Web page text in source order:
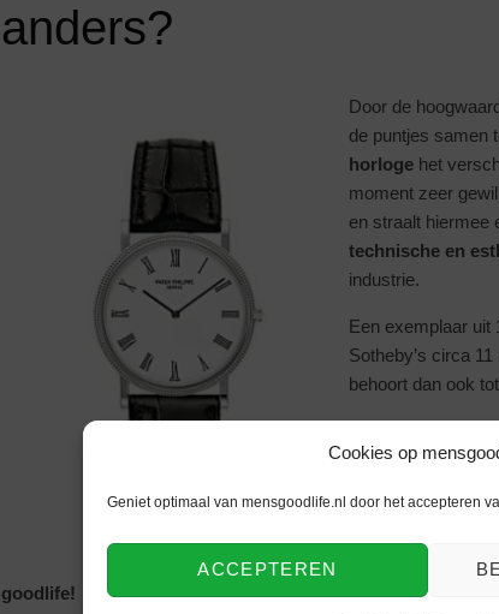
Cookies op
Geniet optimaal van mensgoodlife.nl door het accepteren
ACCEPTEREN
anders?
Door de
de puntjes samen
horloge het
moment zeer
en straalt hiermee
technische en
industrie.
Een exemplaar uit
Sotheby’s circa
behoort dan ook
horloge niet moet
Het tijdloze
goodlife!